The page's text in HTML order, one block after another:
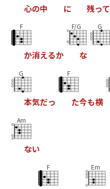
心の中 に 残って
F
か消えるか
F/G
な
G
G
本気だっ
F
た今も横
Am
ない
F Em